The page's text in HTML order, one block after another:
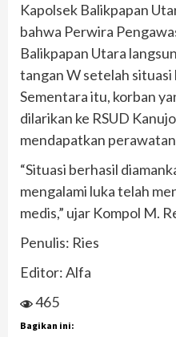
Kapolsek Balikpapan
bahwa Perwira
Balikpapan Utara
tangan W setelah
Sementara itu, korban
dilarikan ke RSUD
mendapatkan
“Situasi berhasil
mengalami luka telah
medis,” ujar Kompol M.
Penulis: Ries
Editor: Alfa
465
Bagikan ini: